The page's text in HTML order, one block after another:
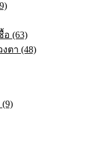
(63)
ตา (48)